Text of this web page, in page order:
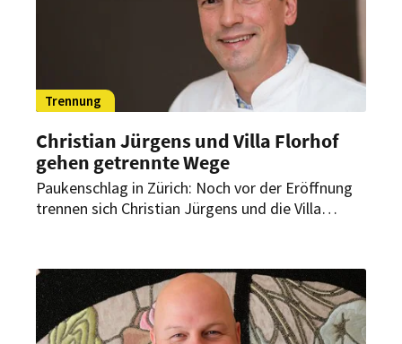
Trennung
Christian Jürgens und Villa Florhof
gehen getrennte Wege
Paukenschlag in Zürich: Noch vor der Eröffnung
trennen sich Christian Jürgens und die Villa